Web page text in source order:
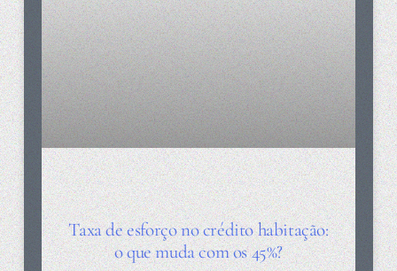
Taxa de esforço no crédito habitação:
o que muda com os 45%?